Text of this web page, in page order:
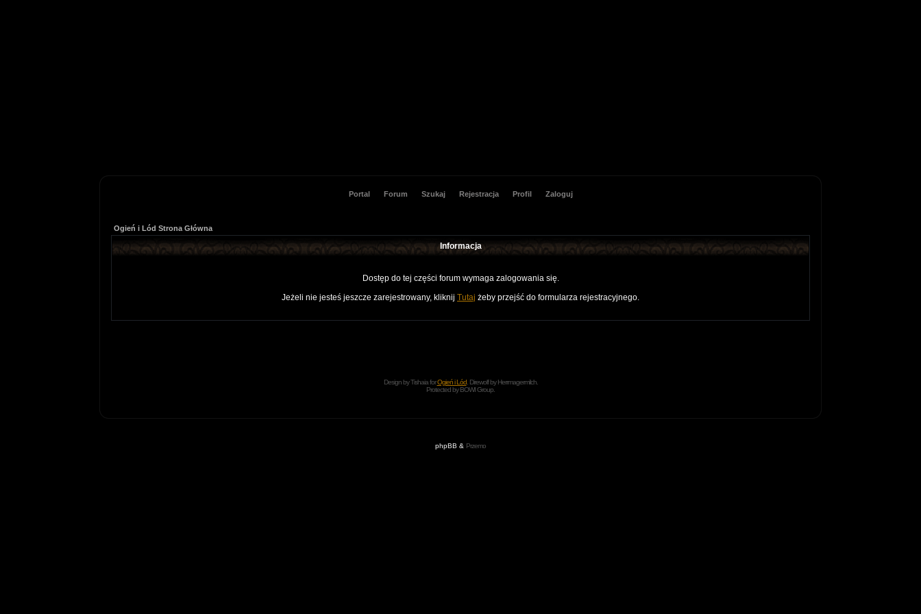
Portal Forum Szukaj Rejestracja Profil Zaloguj
Ogień i Lód Strona Główna
Informacja
Dostęp do tej części forum wymaga zalogowania się.
Jeżeli nie jesteś jeszcze zarejestrowany, kliknij Tutaj żeby przejść do formularza rejestracyjnego.
Design by Tishaia forOgień i Lód. Direwolf by Herrmagermilch.
Protected byBOWI Group
phpBB & Przemo